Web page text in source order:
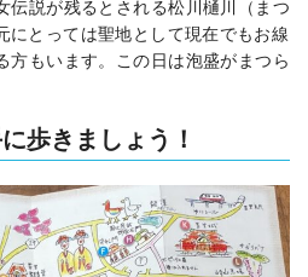
伝説が残るとされる松川樋川（まつ
にとっては聖地として現在でもお線
方もいます。この日は泡盛がまつら
歩きましょう！